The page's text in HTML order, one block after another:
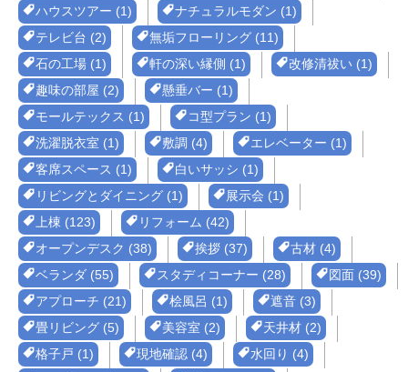
ハウスツアー (1)
ナチュラルモダン (1)
テレビ台 (2)
無垢フローリング (11)
石の工場 (1)
軒の深い縁側 (1)
改修清祓い (1)
趣味の部屋 (2)
懸垂バー (1)
モールテックス (1)
コ型プラン (1)
洗濯脱衣室 (1)
敷調 (4)
エレベーター (1)
客席スペース (1)
白いサッシ (1)
リビングとダイニング (1)
展示会 (1)
上棟 (123)
リフォーム (42)
オープンデスク (38)
挨拶 (37)
古材 (4)
ベランダ (55)
スタディコーナー (28)
図面 (39)
アプローチ (21)
桧風呂 (1)
遮音 (3)
畳リビング (5)
美容室 (2)
天井材 (2)
格子戸 (1)
現地確認 (4)
水回り (4)